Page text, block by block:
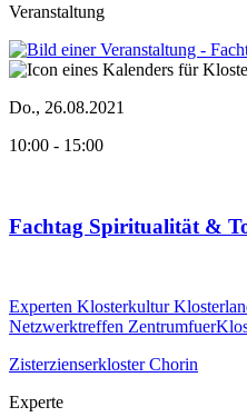
Veranstaltung
Do., 26.08.2021
10:00 - 15:00
Fachtag Spiritualität &
Experten Klosterkultur
Netzwerktreffen
Zisterzienserkloster Chorin
Experte